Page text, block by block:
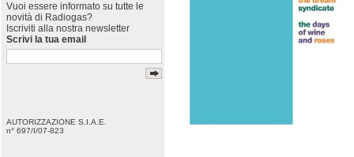
Vuoi essere informato su tutte le
novità di Radiogas?
Iscriviti alla nostra newsletter
Scrivi la tua email
AUTORIZZAZIONE S.I.A.E.
n° 697/I/07-823